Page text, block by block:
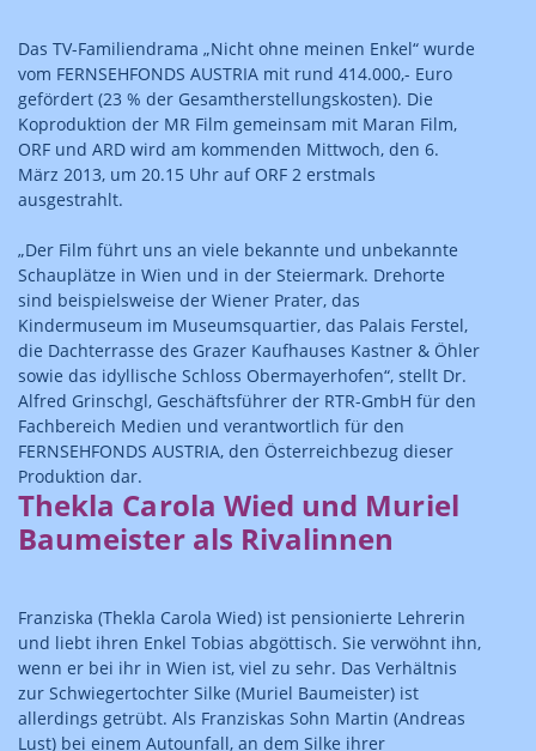
Das TV-Familiendrama „Nicht ohne meinen Enkel“ wurde
vom FERNSEHFONDS AUSTRIA mit rund 414.000,- Euro
gefördert (23 % der Gesamtherstellungskosten). Die
Koproduktion der MR Film gemeinsam mit Maran Film,
ORF und ARD wird am kommenden Mittwoch, den 6.
März 2013, um 20.15 Uhr auf ORF 2 erstmals
ausgestrahlt.
„Der Film führt uns an viele bekannte und unbekannte
Schauplätze in Wien und in der Steiermark. Drehorte
sind beispielsweise der Wiener Prater, das
Kindermuseum im Museumsquartier, das Palais Ferstel,
die Dachterrasse des Grazer Kaufhauses Kastner & Öhler
sowie das idyllische Schloss Obermayerhofen“, stellt Dr.
Alfred Grinschgl, Geschäftsführer der RTR-GmbH für den
Fachbereich Medien und verantwortlich für den
FERNSEHFONDS AUSTRIA, den Österreichbezug dieser
Produktion dar.
Thekla Carola Wied und Muriel
Baumeister als Rivalinnen
Franziska (Thekla Carola Wied) ist pensionierte Lehrerin
und liebt ihren Enkel Tobias abgöttisch. Sie verwöhnt ihn,
wenn er bei ihr in Wien ist, viel zu sehr. Das Verhältnis
zur Schwiegertochter Silke (Muriel Baumeister) ist
allerdings getrübt. Als Franziskas Sohn Martin (Andreas
Lust) bei einem Autounfall, an dem Silke ihrer